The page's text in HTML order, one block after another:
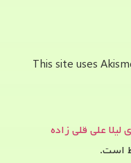
This site uses
علی قلی زاده
است.